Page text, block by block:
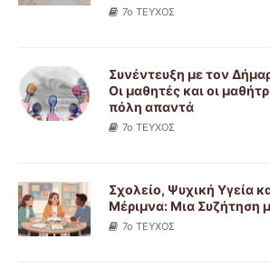
7ο ΤΕΥΧΟΣ
Συνέντευξη με τον
Οι μαθητές και οι
πόλη απαντά
7ο ΤΕΥΧΟΣ
Σχολείο, Ψυχική Υγεία
Μέριμνα: Μια Συζήτηση
7ο ΤΕΥΧΟΣ